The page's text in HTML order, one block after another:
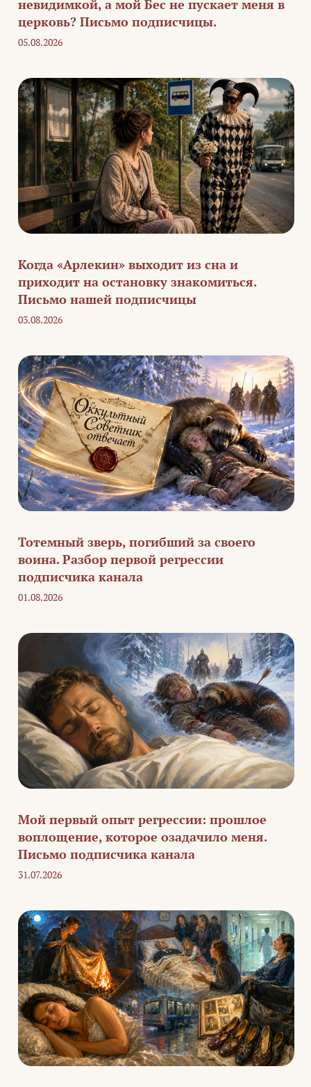
невидимкой, а мой Бес не пускает меня в
церковь? Письмо подписчицы.
05.08.2026
Когда «Арлекин» выходит из сна и
приходит на остановку знакомиться.
Письмо нашей подписчицы
03.08.2026
Тотемный зверь, погибший за своего
воина. Разбор первой регрессии
подписчика канала
01.08.2026
Мой первый опыт регрессии: прошлое
воплощение, которое озадачило меня.
Письмо подписчика канала
31.07.2026